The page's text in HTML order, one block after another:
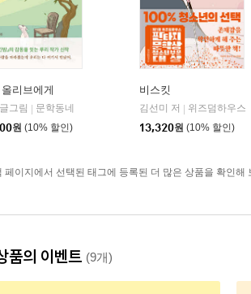
리브에게
그림
문학동네
원 (10% 할인)
비스킷
김선미 저
위즈덤하우스
13,320원 (10% 할인)
페이지에서 선택된 태그에 등록된 더 많은 상품을 확인해
품의 이벤트 (9개)